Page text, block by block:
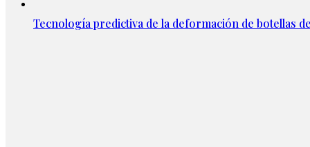
Tecnología predictiva de la deformación de botellas